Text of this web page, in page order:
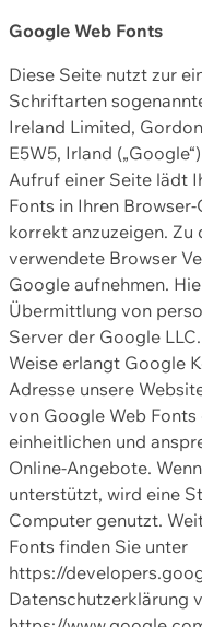
Google Web Fonts
Diese Seite nutzt zur
Schriftarten
Ireland Limited,
E5W5, Irland
Aufruf einer Seite lädt
Fonts in Ihren
korrekt anzuzeigen. Zu
verwendete Browser
Google aufnehmen.
Übermittlung von
Server der Google
Weise erlangt Google
Adresse unsere
von Google Web
einheitlichen und
Online-Angebote.
unterstützt, wird eine
Computer genutzt.
Fonts finden Sie unter
https://
Datenschutzerklärung